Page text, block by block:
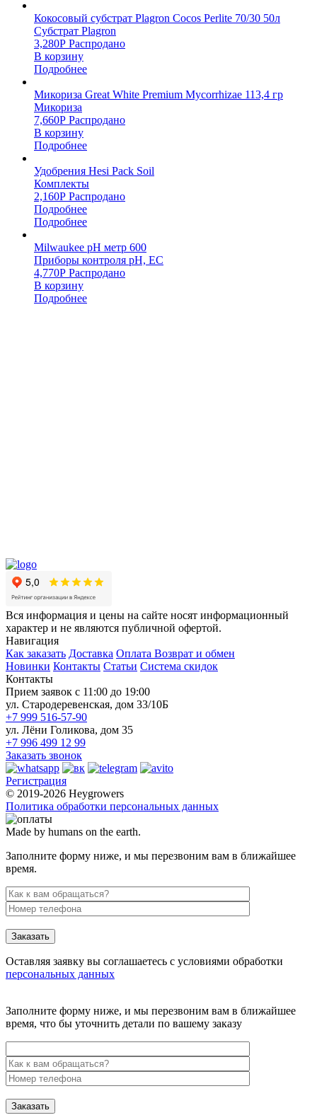
Кокосовый субстрат Plagron Cocos Perlite 70/30 50л
Субстрат Plagron
3,280Р Распродано
В корзину
Подробнее
Микориза Great White Premium Mycorrhizae 113,4 гр
Микориза
7,660Р Распродано
В корзину
Подробнее
Удобрения Hesi Pack Soil
Комплекты
2,160Р Распродано
Подробнее
Подробнее
Milwaukee pH метр 600
Приборы контроля pH, EC
4,770Р Распродано
В корзину
Подробнее
Вся информация и цены на сайте носят информационный
характер и не являются публичной офертой.
Навигация
Как заказать Доставка Оплата Возврат и обмен
Новинки Контакты Статьи Система скидок
Контакты
Прием заявок с 11:00 до 19:00
ул. Стародеревенская, дом 33/10Б
+7 999 516-57-90
ул. Лёни Голикова, дом 35
+7 996 499 12 99
Заказать звонок
Регистрация
© 2019-2026 Heygrowers
Политика обработки персональных данных
Made by humans on the earth.
Заполните форму ниже, и мы перезвоним вам в ближайшее
время.
Заказать
Оставляя заявку вы соглашаетесь с условиями обработки
персональных данных
Заполните форму ниже, и мы перезвоним вам в ближайшее
время, что бы уточнить детали по вашему заказу
Заказать